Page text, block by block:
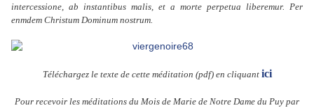
intercessione, ab instantibus malis, et a morte perpetua liberemur. Per
enmdem Christum Dominum nostrum.
Téléchargez le texte de cette méditation (pdf) en cliquant ici
Pour recevoir les méditations du Mois de Marie de Notre Dame du Puy par